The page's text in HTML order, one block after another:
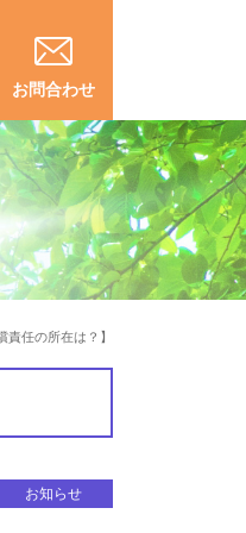
お問合わせ
任の所在は？】
お知らせ